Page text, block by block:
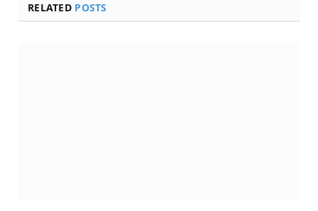
RELATED POSTS